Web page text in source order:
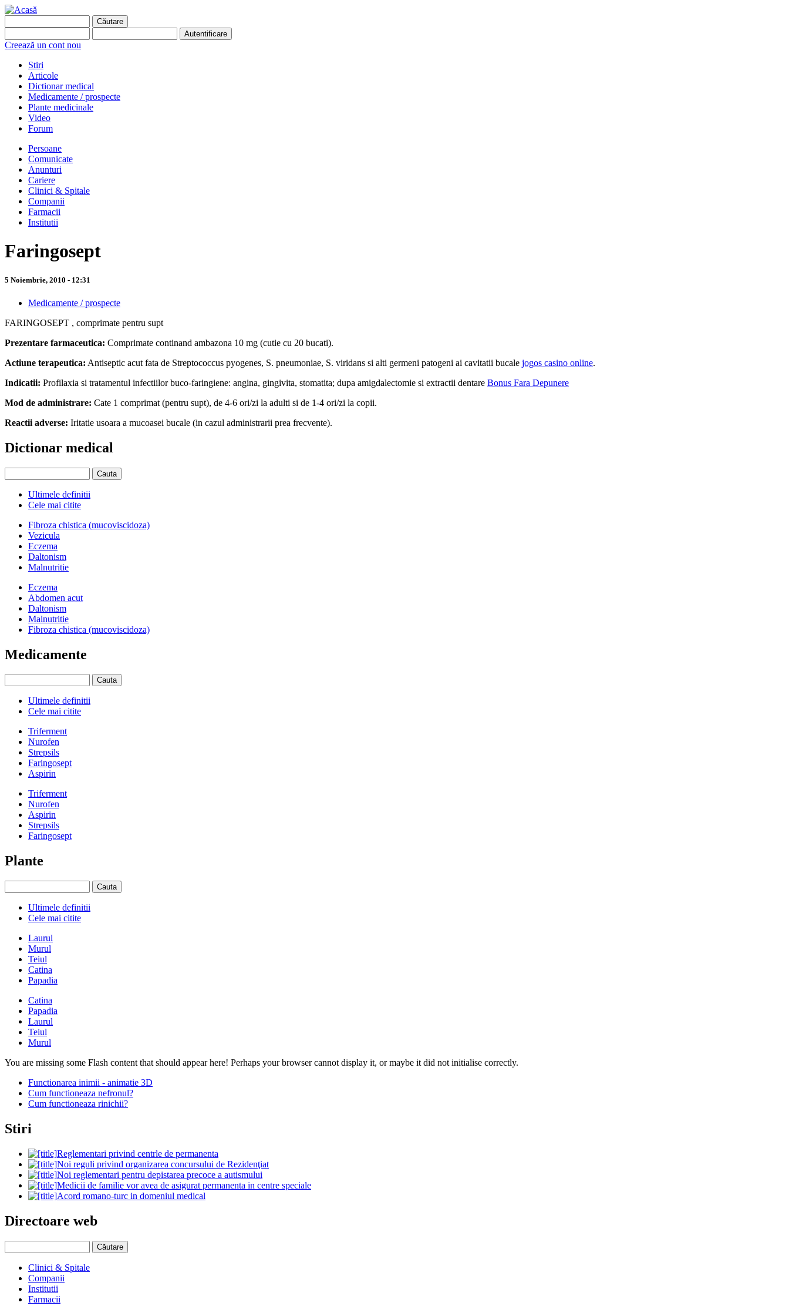
Creează un cont nou
Stiri
Articole
Dictionar medical
Medicamente / prospecte
Plante medicinale
Video
Forum
Persoane
Comunicate
Anunturi
Cariere
Clinici & Spitale
Companii
Farmacii
Institutii
Faringosept
5 Noiembrie, 2010 - 12:31
Medicamente / prospecte
FARINGOSEPT , comprimate pentru supt
Prezentare farmaceutica: Comprimate continand ambazona 10 mg (cutie cu 20 bucati).
Actiune terapeutica: Antiseptic acut fata de Streptococcus pyogenes, S. pneumoniae, S. viridans si alti germeni patogeni ai cavitatii bucale jogos casino online.
Indicatii: Profilaxia si tratamentul infectiilor buco-faringiene: angina, gingivita, stomatita; dupa amigdalectomie si extractii dentare Bonus Fara Depunere
Mod de administrare: Cate 1 comprimat (pentru supt), de 4-6 ori/zi la adulti si de 1-4 ori/zi la copii.
Reactii adverse: Iritatie usoara a mucoasei bucale (in cazul administrarii prea frecvente).
Dictionar medical
Ultimele definitii
Cele mai citite
Fibroza chistica (mucoviscidoza)
Vezicula
Eczema
Daltonism
Malnutritie
Eczema
Abdomen acut
Daltonism
Malnutritie
Fibroza chistica (mucoviscidoza)
Medicamente
Ultimele definitii
Cele mai citite
Triferment
Nurofen
Strepsils
Faringosept
Aspirin
Triferment
Nurofen
Aspirin
Strepsils
Faringosept
Plante
Ultimele definitii
Cele mai citite
Laurul
Murul
Teiul
Catina
Papadia
Catina
Papadia
Laurul
Teiul
Murul
You are missing some Flash content that should appear here! Perhaps your browser cannot display it, or maybe it did not initialise correctly.
Functionarea inimii - animatie 3D
Cum functioneaza nefronul?
Cum functioneaza rinichii?
Stiri
Reglementari privind centrle de permanenta
Noi reguli privind organizarea concursului de Rezidenţiat
Noi reglementari pentru depistarea precoce a autismului
Medicii de familie vor avea de asigurat permanenta in centre speciale
Acord romano-turc in domeniul medical
Directoare web
Clinici & Spitale
Companii
Institutii
Farmacii